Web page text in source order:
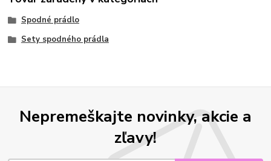
Spodné prádlo
Sety spodného prádla
Nepremeškajte novinky, akcie a
zľavy!